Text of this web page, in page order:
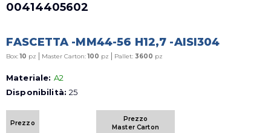
00414405602
FASCETTA -MM44-56 H12,7 -AISI304
Box:10 pz | Master Carton:100 pz | Pallet: 3600 pz
Materiale: A2
Disponibilità:25
Prezzo
Prezzo
Master Carton